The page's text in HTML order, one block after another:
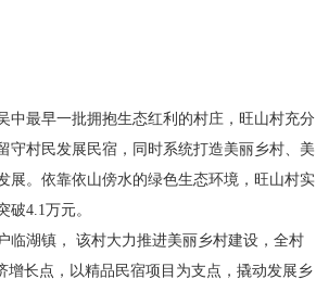
中最早一批拥抱生态红利的村庄，旺山村充分
守村民发展民宿，同时系统打造美丽乡村、美
展。依靠依山傍水的绿色生态环境，旺山村实
4.1万元。
临湖镇， 该村大力推进美丽乡村建设，全村
增长点，以精品民宿项目为支点，撬动发展乡